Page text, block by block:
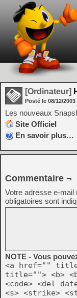
[Ordinateur]
Posté le 08/12/2003
Les nouveaux
Site Officiel
En savoir plus…
Commentaire ¬
Votre adresse e-mail
obligatoires sont
NOTE - Vous
<a href=""
title=""> <b>
<code> <del
<s> <strike>